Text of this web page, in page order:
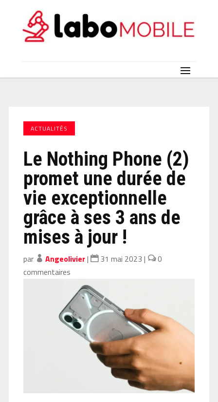
ACTUALITÉS
Le Nothing Phone (2)
promet une durée de
vie exceptionnelle
grâce à ses 3 ans de
mises à jour !
par Angeolivier| 31 mai 2023 |
0
commentaires